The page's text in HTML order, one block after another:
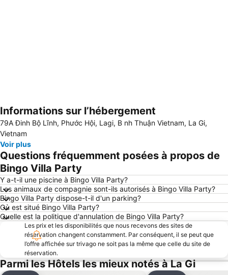
Agrandir la carte
Informations sur l’hébergement
79A Đinh Bộ Lĩnh, Phước Hội, Lagi, B nh Thuận Vietnam, La Gi,
Vietnam
Voir plus
Questions fréquemment posées à propos de
Bingo Villa Party
Y a-t-il une piscine à Bingo Villa Party?
Les animaux de compagnie sont-ils autorisés à Bingo Villa Party?
Bingo Villa Party dispose-t-il d'un parking?
Où est situé Bingo Villa Party?
Quelle est la politique d'annulation de Bingo Villa Party?
Les prix et les disponibilités que nous recevons des sites de
réservation changent constamment. Par conséquent, il se peut que
l’offre affichée sur trivago ne soit pas la même que celle du site de
réservation.
Parmi les Hôtels les mieux notés à La Gi